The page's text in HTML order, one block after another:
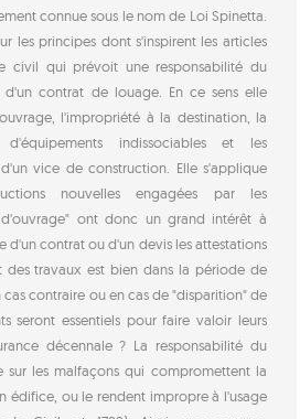
connue sous le nom de Loi Spinetta.
les principes dont s'inspirent les articles
civil qui prévoit une responsabilité du
d'un contrat de louage. En ce sens elle
l'impropriété à la destination, la
indissociables et les
vice de construction. Elle s'applique
nouvelles engagées par les
d'ouvrage" ont donc un grand intérêt à
d'un contrat ou d'un devis les attestations
travaux est bien dans la période de
contraire ou en cas de "disparition" de
seront essentiels pour faire valoir leurs
décennale ? La responsabilité du
sur les malfaçons qui compromettent la
édifice, ou le rendent impropre à l'usage